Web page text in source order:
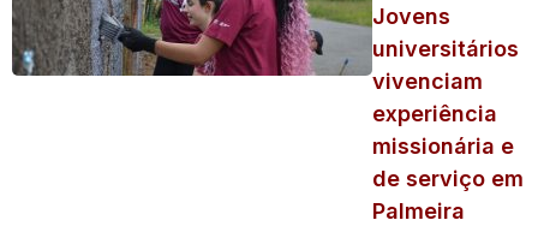
Jovens
universitários
vivenciam
experiência
missionária e
de serviço em
Palmeira